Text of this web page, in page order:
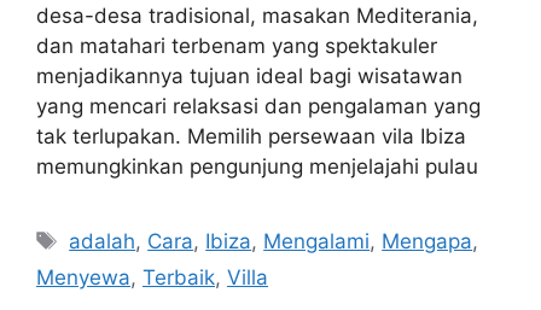
desa-desa tradisional, masakan Mediterania,
dan matahari terbenam yang spektakuler
menjadikannya tujuan ideal bagi wisatawan
yang mencari relaksasi dan pengalaman yang
tak terlupakan. Memilih persewaan vila Ibiza
memungkinkan pengunjung menjelajahi pulau
Tags
adalah, Cara, Ibiza, Mengalami, Mengapa,
Menyewa, Terbaik, Villa